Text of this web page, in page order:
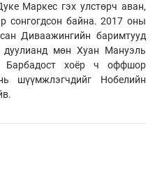
Маркес гэх улстөрч аван,
сонгогдсон байна. 2017 оны
Диваажингийн баримтууд
дуулианд мөн Хуан Мануэль
Барбадост хоёр ч оффшор
шүүмжлэгчдийг Нобелийн